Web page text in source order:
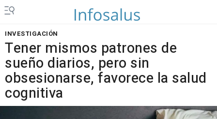
INVESTIGACIÓN
Tener mismos patrones de
sueño diarios, pero sin
obsesionarse, favorece la salud
cognitiva